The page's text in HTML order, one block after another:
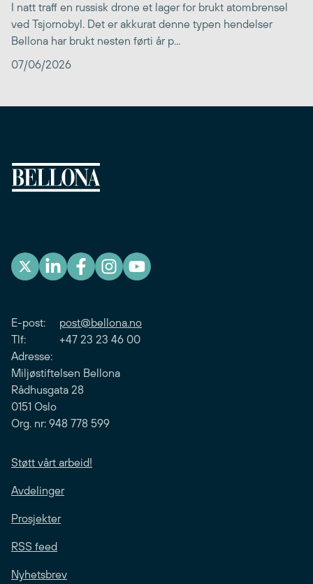
I natt traff en russisk drone et lager for brukt atombrensel
ved Tsjornobyl. Det er akkurat denne typen hendelser
Bellona har brukt nesten førti år p...
07/06/2026
E-post: post@bellona.no
Tlf: +47 23 23 46 00
Adresse:
Miljøstiftelsen Bellona
Rådhusgata 28
0151 Oslo
Org. nr: 948 778 599
Støtt vårt arbeid!
Avdelinger
Prosjekter
RSS feed
Nyhetsbrev